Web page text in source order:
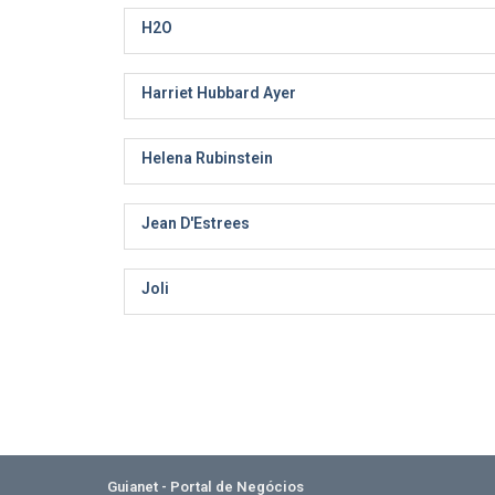
H2O
Harriet Hubbard Ayer
Helena Rubinstein
Jean D'Estrees
Joli
Guianet - Portal de Negócios